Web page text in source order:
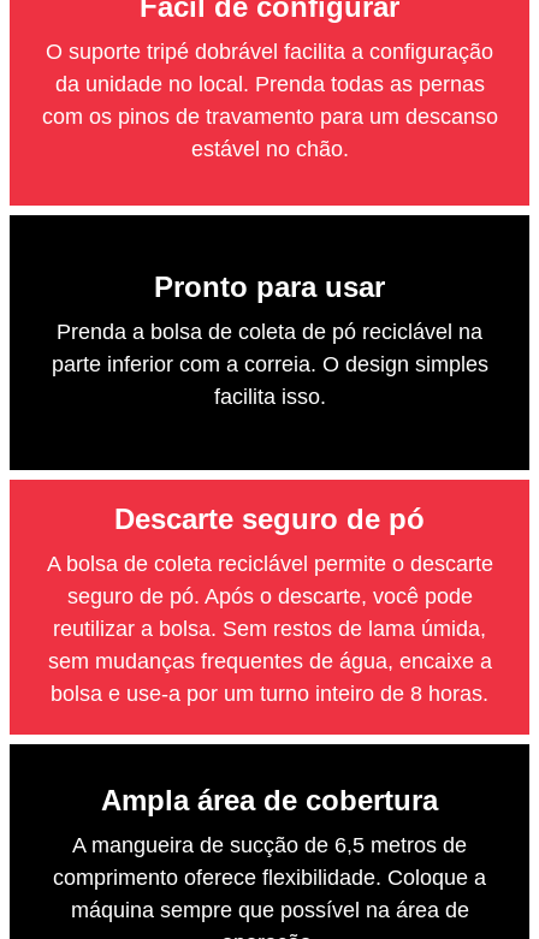
O suporte tripé dobrável facilita a configuração
da unidade no local. Prenda todas as pernas
com os pinos de travamento para um descanso
estável no chão.
Pronto para usar
Prenda a bolsa de coleta de pó reciclável na
parte inferior com a correia. O design simples
facilita isso.
Descarte seguro de pó
A bolsa de coleta reciclável permite o descarte
seguro de pó. Após o descarte, você pode
reutilizar a bolsa. Sem restos de lama úmida,
sem mudanças frequentes de água, encaixe a
bolsa e use-a por um turno inteiro de 8 horas.
Ampla área de cobertura
A mangueira de sucção de 6,5 metros de
comprimento oferece flexibilidade. Coloque a
máquina sempre que possível na área de